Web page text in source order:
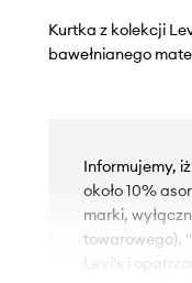
Kurtka z kolekcji
bawełnianego
Informujemy,
około 10%
marki,
towarowego).
Levi's i